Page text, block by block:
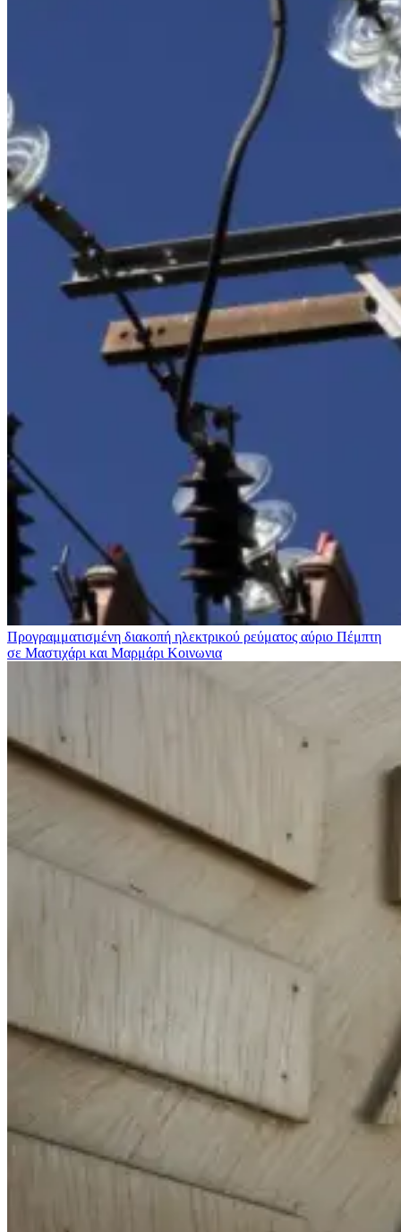
Προγραμματισμένη διακοπή ηλεκτρικού ρεύματος αύριο Πέμπτη
σε Μαστιχάρι και Μαρμάρι Κοινωνια